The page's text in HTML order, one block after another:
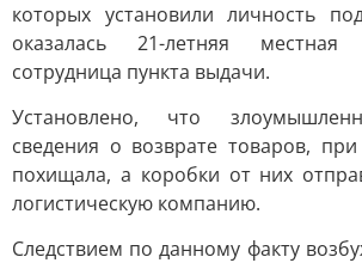
которых установили личность
оказалась 21-летняя
сотрудница пункта выдачи.
Установлено, что
сведения о возврате товаров,
похищала, а коробки от них
логистическую компанию.
Следствием по данному факту